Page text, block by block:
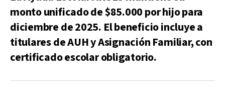
monto unificado de $85.000 por hijo para
diciembre de 2025. El beneficio incluye a
titulares de AUH y Asignación Familiar, con
certificado escolar obligatorio.